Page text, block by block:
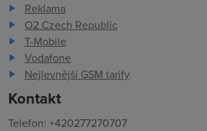
Reklama
O2 Czech Republic
T-Mobile
Vodafone
Nejlevnější GSM tarify
Kontakt
Telefon: +420277270707